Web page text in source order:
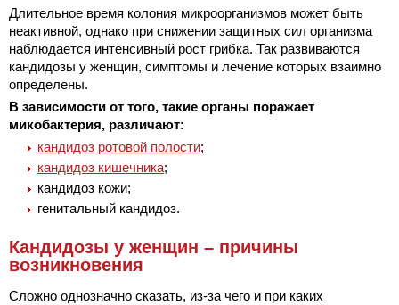
Длительное время колония микроорганизмов может быть
неактивной, однако при снижении защитных сил организма
наблюдается интенсивный рост грибка. Так развиваются
кандидозы у женщин, симптомы и лечение которых взаимно
определены.
В зависимости от того, такие органы поражает
микобактерия, различают:
кандидоз ротовой полости;
кандидоз кишечника;
кандидоз кожи;
генитальный кандидоз.
Кандидозы у женщин – причины
возникновения
Сложно однозначно сказать, из-за чего и при каких